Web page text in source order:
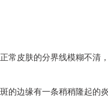
皮肤的分界线模糊不清
边缘有一条稍稍隆起的